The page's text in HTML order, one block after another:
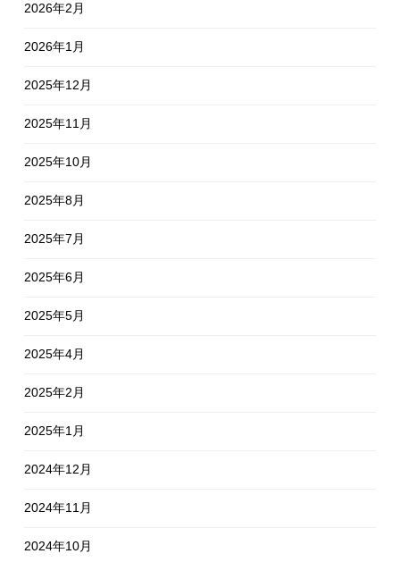
2026年2月
2026年1月
2025年12月
2025年11月
2025年10月
2025年8月
2025年7月
2025年6月
2025年5月
2025年4月
2025年2月
2025年1月
2024年12月
2024年11月
2024年10月